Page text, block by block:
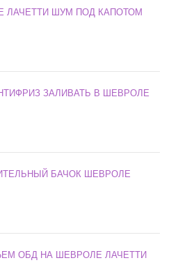
ЛАЧЕТТИ ШУМ ПОД КАПОТОМ
ЗАЛИВАТЬ В ШЕВРОЛЕ
БАЧОК ШЕВРОЛЕ
ОБД НА ШЕВРОЛЕ ЛАЧЕТТИ